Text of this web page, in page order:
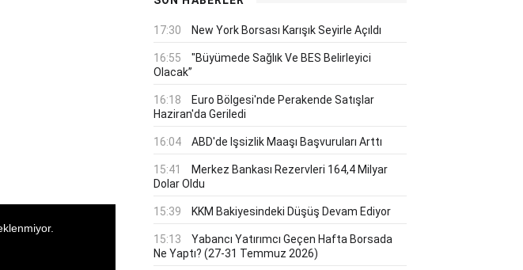
17:30 New York Borsası Karışık Seyirle Açıldı
16:55
"Büyümede Sağlık Ve BES Belirleyici
Olacak”
16:18
Euro Bölgesi'nde Perakende Satışlar
Haziran'da Geriledi
16:04 ABD'de Işsizlik Maaşı Başvuruları Arttı
15:41
Merkez Bankası Rezervleri 164,4 Milyar
Dolar Oldu
15:39 KKM Bakiyesindeki Düşüş Devam Ediyor
15:13
Yabancı Yatırımcı Geçen Hafta Borsada
Ne Yaptı? (27-31 Temmuz 2026)